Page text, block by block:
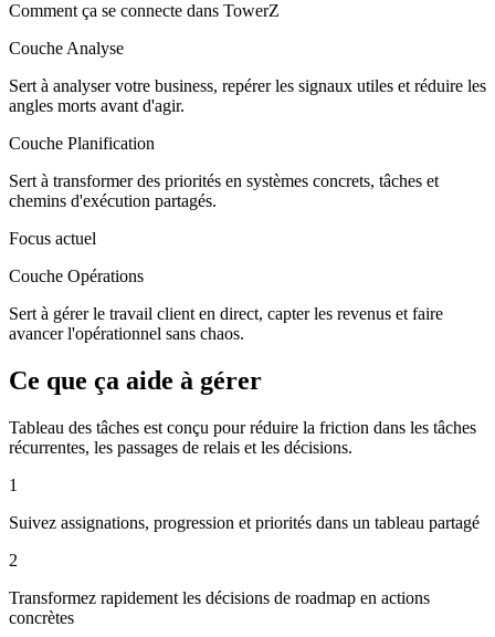
Comment ça se connecte dans TowerZ
Couche Analyse
Sert à analyser votre business, repérer les signaux utiles et réduire les
angles morts avant d'agir.
Couche Planification
Sert à transformer des priorités en systèmes concrets, tâches et
chemins d'exécution partagés.
Focus actuel
Couche Opérations
Sert à gérer le travail client en direct, capter les revenus et faire
avancer l'opérationnel sans chaos.
Ce que ça aide à gérer
Tableau des tâches est conçu pour réduire la friction dans les tâches
récurrentes, les passages de relais et les décisions.
1
Suivez assignations, progression et priorités dans un tableau partagé
2
Transformez rapidement les décisions de roadmap en actions
concrètes